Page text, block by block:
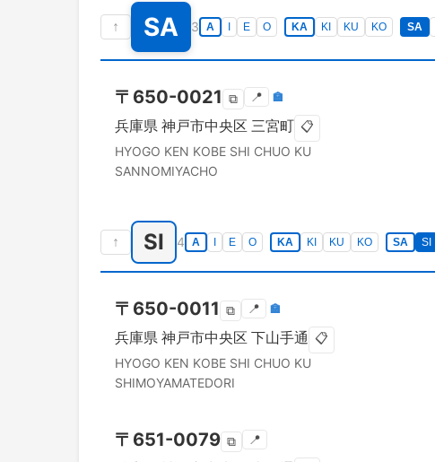
↑ SA 3 A E O KA KI KU KO SA
〒 650-0021 ⧉ 📍 🏣
兵庫県 神戸市中央区 三宮町 📋
HYOGO KEN KOBE SHI CHUO KU
SANNOMIYACHO
↑ SI 4 A E O KA KI KU KO SA SI
〒 650-0011 ⧉ 📍 🏣
兵庫県 神戸市中央区 下山手通 📋
HYOGO KEN KOBE SHI CHUO KU
SHIMOYAMATEDORI
〒 651-0079 ⧉ 📍